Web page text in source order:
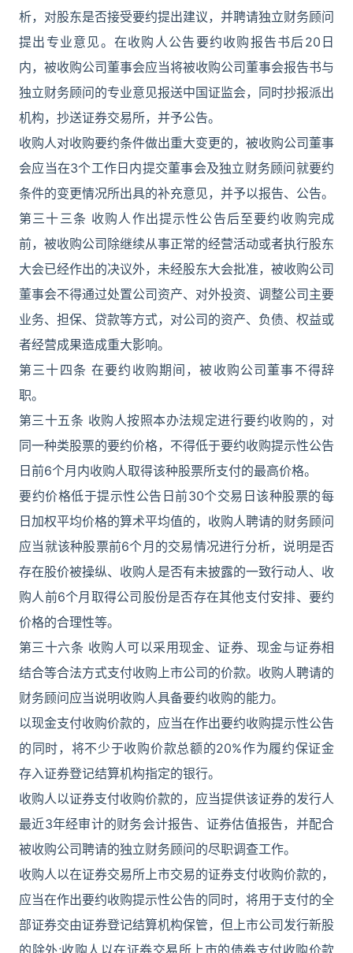
析，对股东是否接受要约提出建议，并聘请独立财务顾问
提出专业意见。在收购人公告要约收购报告书后20日
内，被收购公司董事会应当将被收购公司董事会报告书与
独立财务顾问的专业意见报送中国证监会，同时抄报派出
机构，抄送证券交易所，并予公告。
收购人对收购要约条件做出重大变更的，被收购公司董事
会应当在3个工作日内提交董事会及独立财务顾问就要约
条件的变更情况所出具的补充意见，并予以报告、公告。
第三十三条 收购人作出提示性公告后至要约收购完成
前，被收购公司除继续从事正常的经营活动或者执行股东
大会已经作出的决议外，未经股东大会批准，被收购公司
董事会不得通过处置公司资产、对外投资、调整公司主要
业务、担保、贷款等方式，对公司的资产、负债、权益或
者经营成果造成重大影响。
第三十四条 在要约收购期间，被收购公司董事不得辞
职。
第三十五条 收购人按照本办法规定进行要约收购的，对
同一种类股票的要约价格，不得低于要约收购提示性公告
日前6个月内收购人取得该种股票所支付的最高价格。
要约价格低于提示性公告日前30个交易日该种股票的每
日加权平均价格的算术平均值的，收购人聘请的财务顾问
应当就该种股票前6个月的交易情况进行分析，说明是否
存在股价被操纵、收购人是否有未披露的一致行动人、收
购人前6个月取得公司股份是否存在其他支付安排、要约
价格的合理性等。
第三十六条 收购人可以采用现金、证券、现金与证券相
结合等合法方式支付收购上市公司的价款。收购人聘请的
财务顾问应当说明收购人具备要约收购的能力。
以现金支付收购价款的，应当在作出要约收购提示性公告
的同时，将不少于收购价款总额的20%作为履约保证金
存入证券登记结算机构指定的银行。
收购人以证券支付收购价款的，应当提供该证券的发行人
最近3年经审计的财务会计报告、证券估值报告，并配合
被收购公司聘请的独立财务顾问的尽职调查工作。
收购人以在证券交易所上市交易的证券支付收购价款的，
应当在作出要约收购提示性公告的同时，将用于支付的全
部证券交由证券登记结算机构保管，但上市公司发行新股
的除外;收购人以在证券交易所上市的债券支付收购价款